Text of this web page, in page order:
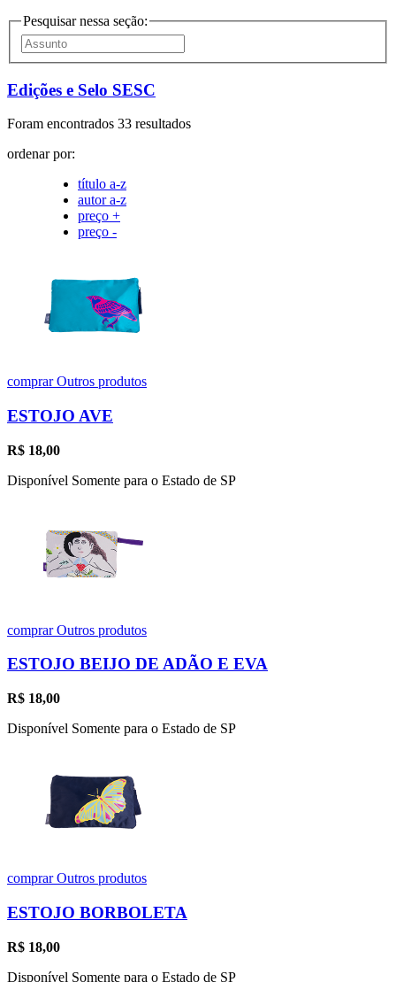
Pesquisar nessa seção:
Edições e Selo SESC
Foram encontrados 33 resultados
ordenar por:
título a-z
autor a-z
preço +
preço -
comprarOutros produtos
ESTOJO AVE
R$ 18,00
Disponível Somente para o Estado de SP
comprarOutros produtos
ESTOJO BEIJO DE ADÃO E EVA
R$ 18,00
Disponível Somente para o Estado de SP
comprarOutros produtos
ESTOJO BORBOLETA
R$ 18,00
Disponível Somente para o Estado de SP